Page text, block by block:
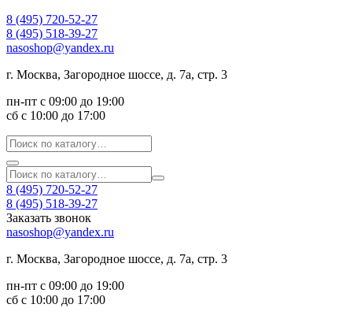
8 (495) 720-52-27
8 (495) 518-39-27
nasoshop@yandex.ru
г. Москва, Загородное шоссе, д. 7а, стр. 3
пн-пт с 09:00 до 19:00
сб с 10:00 до 17:00
8 (495) 720-52-27
8 (495) 518-39-27
Заказать звонок
nasoshop@yandex.ru
г. Москва, Загородное шоссе, д. 7а, стр. 3
пн-пт с 09:00 до 19:00
сб с 10:00 до 17:00